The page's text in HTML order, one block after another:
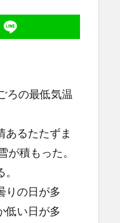
ろの最低気温
るたたずま
積もった。
りの日が多
低い日が多